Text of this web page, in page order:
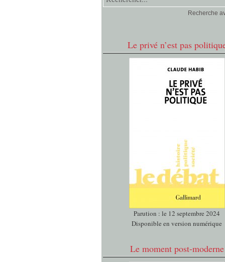
Recherche
Le privé n’est pas
Parution : le 12 septembre 2024
Disponible en version numérique
Le moment post-moderne